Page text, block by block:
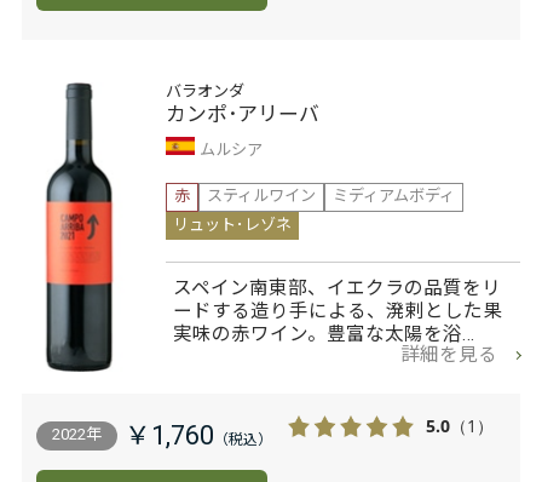
バラオンダ
カンポ･アリーバ
ムルシア
赤
スティルワイン
ミディアムボディ
リュット･レゾネ
スペイン南東部、イエクラの品質をリ
ードする造り手による、溌剌とした果
実味の赤ワイン。豊富な太陽を浴…
詳細を見る
2022年 ￥1,760 5.0 （1）